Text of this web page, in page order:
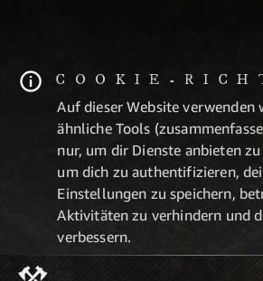
COOKIE-
Auf dieser Website verwenden
ähnliche Tools
nur, um dir Dienste anbieten zu
um dich zu authentifizieren,
Einstellungen zu speichern,
Aktivitäten zu verhindern und
verbessern.